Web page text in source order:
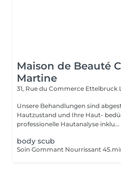
Maison de Beauté
Martine
31, Rue du Commerce Ettelbruck
Unsere Behandlungen sind
Hautzustand und Ihre Haut-
professionelle Hautanalyse inklu...
body scub
Soin Gommant Nourrissant